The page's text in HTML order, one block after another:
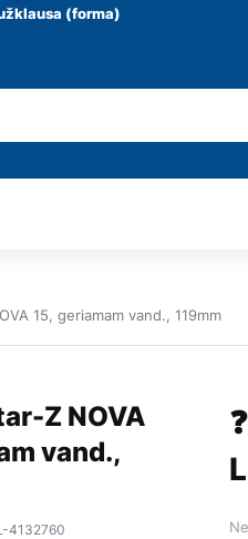
(forma)
15, geriamam vand., 119mm
Z NOVA
vand.,
4132760